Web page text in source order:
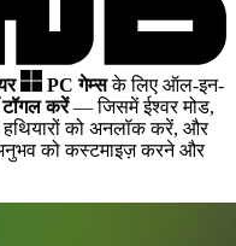
PC गेम्सके लिए ऑल-इन-
टॉगल करें— जिसमें ईश्वर मोड,
हथियारों को अनलॉक करें, और
को कस्टमाइज़ करने और